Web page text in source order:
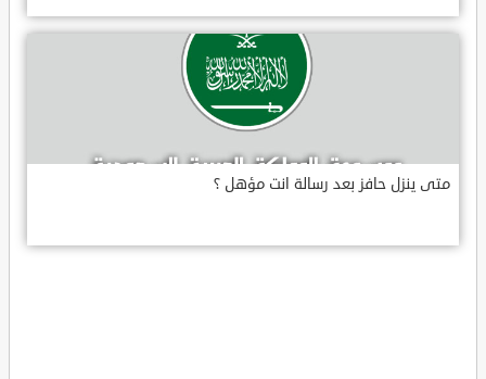
متى ينزل حافز بعد رسالة انت مؤهل ؟